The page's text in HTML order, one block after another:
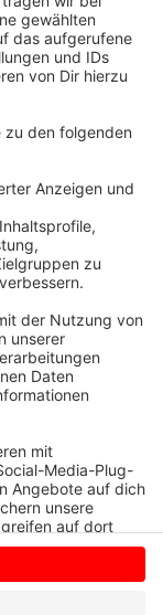
sei ein
letzte
Und auch
sehen. Die
Und
Land zur
ihre